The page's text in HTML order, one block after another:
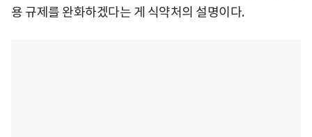
용 규제를 완화하겠다는 게 식약처의 설명이다.